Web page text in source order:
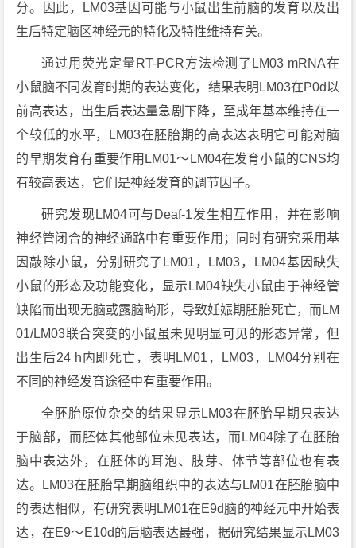
分。因此，LM03基因可能与小鼠出生前脑的发育以及出
生后特定脑区神经元的特化及特性维持有关。
通过用荧光定量RT-PCR方法检测了LM03 mRNA在
小鼠脑不同发育时期的表达变化，结果表明LM03在P0d以
前高表达，出生后表达量急剧下降，至成年基本维持在一
个较低的水平，LM03在胚胎期的高表达表明它可能对脑
的早期发育有重要作用LM01～LM04在发育小鼠的CNS均
有较高表达，它们是神经发育的调节因子。
研究发现LM04可与Deaf-1发生相互作用，并在影响
神经管闭合的神经通路中有重要作用；同时有研究采用基
因敲除小鼠，分别研究了LM01，LM03，LM04基因缺失
小鼠的形态及功能变化，显示LM04缺失小鼠由于神经管
缺陷而出现无脑或露脑畸形，导致妊娠期胚胎死亡，而LM
01/LM03联合突变的小鼠虽未见明显可见的形态异常，但
出生后24 h内即死亡，表明LM01，LM03，LM04分别在
不同的神经发育途径中有重要作用。
全胚胎原位杂交的结果显示LM03在胚胎早期只表达
于脑部，而胚体其他部位未见表达，而LM04除了在胚胎
脑中表达外，在胚体的耳泡、肢芽、体节等部位也有表
达。LM03在胚胎早期脑组织中的表达与LM01在胚胎脑中
的表达相似，有研究表明LM01在E9d脑的神经元中开始表
达，在E9～E10d的后脑表达最强，据研究结果显示LM03